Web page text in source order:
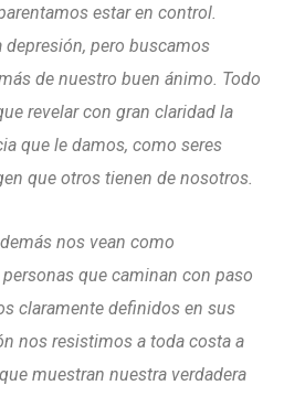
estar en control.
pero buscamos
de nuestro buen ánimo. Todo
revelar con gran claridad la
que le damos, como seres
que otros tienen de nosotros.
nos vean como
que caminan con paso
claramente definidos en sus
nos resistimos a toda costa a
muestran nuestra verdadera